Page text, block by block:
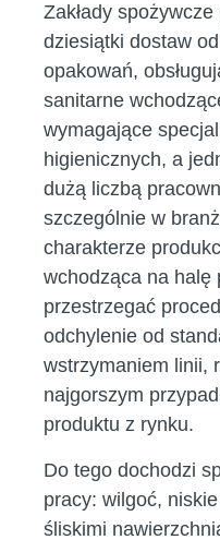
Zakłady
dziesiątki dostaw
opakowań,
sanitarne
wymagające
higienicznych, a
dużą liczbą
szczególnie w
charakterze
wchodząca na halę
przestrzegać
odchylenie od
wstrzymaniem linii,
najgorszym
produktu z rynku.
Do tego dochodzi
pracy: wilgoć,
śliskimi